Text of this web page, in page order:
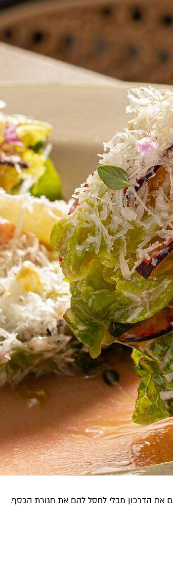
את הדרכון מבלי לחסל להם את חגורת הכסף.